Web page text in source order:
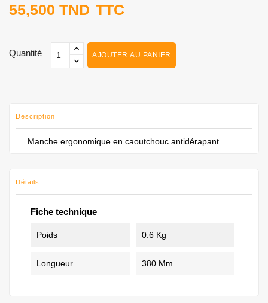
55,500 TND TTC
Quantité AJOUTER AU PANIER
Description
Manche ergonomique en caoutchouc antidérapant.
Détails
Fiche technique
Poids 0.6 Kg
Longueur 380 Mm